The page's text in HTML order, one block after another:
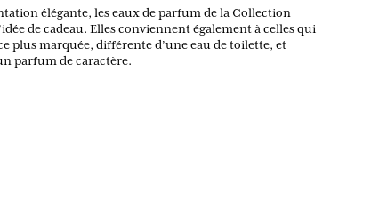
élégante, les eaux de parfum de la Collection
de cadeau. Elles conviennent également à celles qui
plus marquée, différente d’une eau de toilette, et
parfum de caractère.